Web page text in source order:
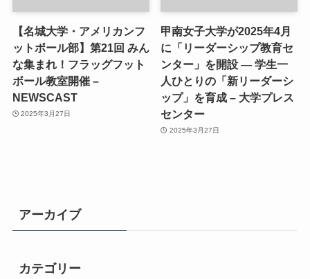
【名城大学・アメリカンフ
ットボール部】第21回 みん
な集まれ！フラッグフット
ボール教室開催 –
NEWSCAST
2025年3月27日
甲南女子大学が2025年4月
に「リーダーシップ教育セ
ンター」を開設 ― 学生一
人ひとりの「新リーダーシ
ップ」を育成 – 大学プレス
センター
2025年3月27日
アーカイブ
カテゴリー